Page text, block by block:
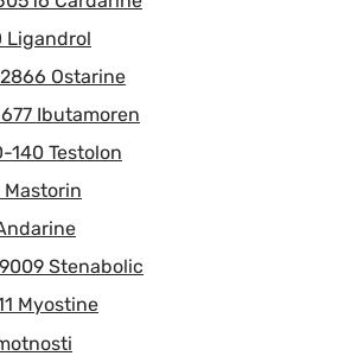
Ligandrol
Ostarine
Ibutamoren
140 Testolon
Mastorin
Stenabolic
Myostine